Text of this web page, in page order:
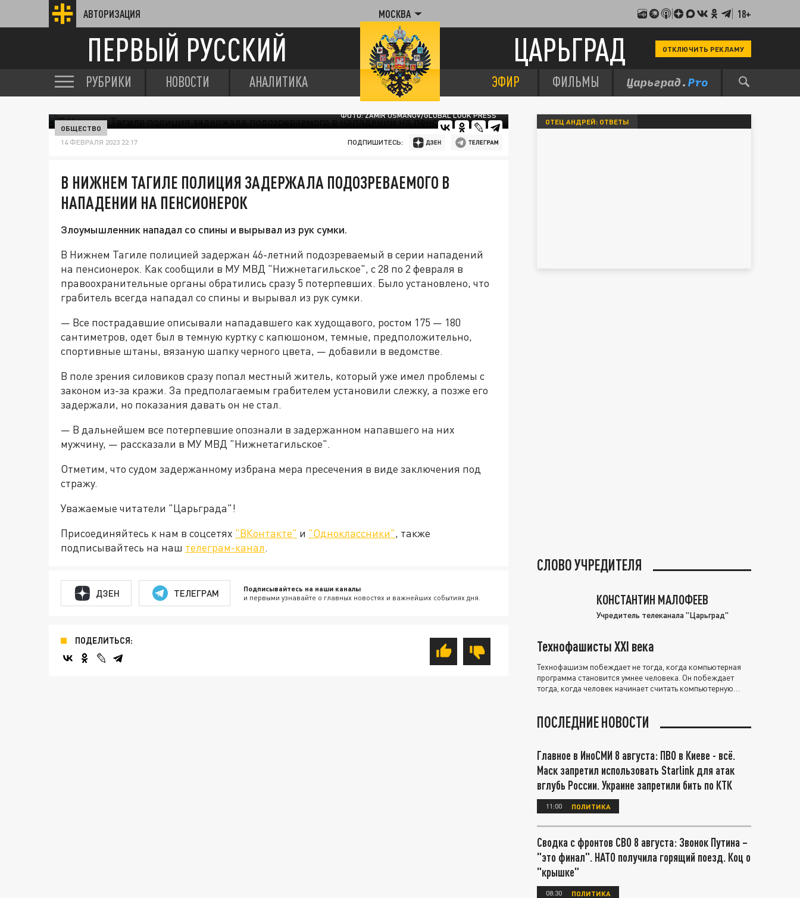
АВТОРИЗАЦИЯ МОСКВА 18+
ПЕРВЫЙ РУССКИЙ ЦАРЬГРАД ОТКЛЮЧИТЬ РЕКЛАМУ
РУБРИКИ НОВОСТИ АНАЛИТИКА ЭФИР ФИЛЬМЫ
ФОТО: ZAMIR USMANOV/GLOBAL LOOK PRESS
ОБЩЕСТВО
14 ФЕВРАЛЯ 2023 22:17 ПОДПИШИТЕСЬ:
В НИЖНЕМ ТАГИЛЕ ПОЛИЦИЯ ЗАДЕРЖАЛА ПОДОЗРЕВАЕМОГО В
НАПАДЕНИИ НА ПЕНСИОНЕРОК
Злоумышленник нападал со спины и вырывал из рук сумки.
В Нижнем Тагиле полицией задержан 46-летний подозреваемый в серии нападений
на пенсионерок. Как сообщили в МУ МВД "Нижнетагильское", с 28 по 2 февраля в
правоохранительные органы обратились сразу 5 потерпевших. Было установлено, что
грабитель всегда нападал со спины и вырывал из рук сумки.
— Все пострадавшие описывали нападавшего как худощавого, ростом 175 — 180
сантиметров, одет был в темную куртку с капюшоном, темные, предположительно,
спортивные штаны, вязаную шапку черного цвета, — добавили в ведомстве.
В поле зрения силовиков сразу попал местный житель, который уже имел проблемы с
законом из-за кражи. За предполагаемым грабителем установили слежку, а позже его
задержали, но показания давать он не стал.
— В дальнейшем все потерпевшие опознали в задержанном напавшего на них
мужчину, — рассказали в МУ МВД "Нижнетагильское".
Отметим, что судом задержанному избрана мера пресечения в виде заключения под
стражу.
Уважаемые читатели "Царьграда"!
Присоединяйтесь к нам в соцсетях "ВКонтакте" и "Одноклассники", также
подписывайтесь на наш телеграм-канал.
ДЗЕН ТЕЛЕГРАМ Подписывайтесь на наши каналы
и первыми узнавайте о главных новостях и важнейших событиях дня.
ПОДЕЛИТЬСЯ:
ОТЕЦ АНДРЕЙ: ОТВЕТЫ
СЛОВО УЧРЕДИТЕЛЯ
КОНСТАНТИН МАЛОФЕЕВ
Учредитель телеканала "Царьград"
Технофашисты XXI века
Технофашизм побеждает не тогда, когда компьютерная
программа становится умнее человека. Он побеждает
тогда, когда человек начинает считать компьютерную
ПОСЛЕДНИЕ НОВОСТИ
Главное в ИноСМИ 8 августа: ПВО в Киеве - всё.
Маск запретил использовать Starlink для атак
вглубь России. Украине запретили бить по КТК
11:00 ПОЛИТИКА
Сводка с фронтов СВО 8 августа: Звонок Путина –
"это финал". НАТО получила горящий поезд. Коц о
"крышке"
08:30 ПОЛИТИКА